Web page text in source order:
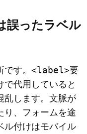
誤ったラベル
す。 <label>要
代用していると
乱します。文脈が
り、フォームを途
ル付けはモバイル